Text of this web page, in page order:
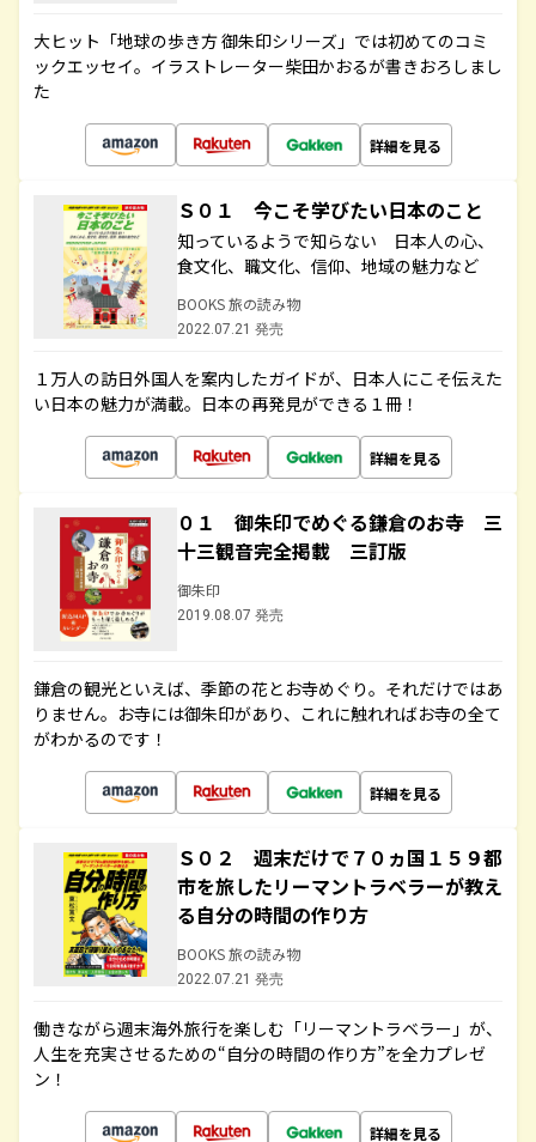
大ヒット「地球の歩き方 御朱印シリーズ」では初めてのコミ
ックエッセイ。イラストレーター柴田かおるが書きおろしまし
た
詳細を見る
Ｓ０１ 今こそ学びたい日本のこと
知っているようで知らない 日本人の心、
食文化、職文化、信仰、地域の魅力など
BOOKS 旅の読み物
2022.07.21 発売
１万人の訪日外国人を案内したガイドが、日本人にこそ伝えた
い日本の魅力が満載。日本の再発見ができる１冊！
詳細を見る
０１ 御朱印でめぐる鎌倉のお寺 三
十三観音完全掲載 三訂版
御朱印
2019.08.07 発売
鎌倉の観光といえば、季節の花とお寺めぐり。それだけではあ
りません。お寺には御朱印があり、これに触れればお寺の全て
がわかるのです！
詳細を見る
Ｓ０２ 週末だけで７０ヵ国１５９都
市を旅したリーマントラベラーが教え
る自分の時間の作り方
BOOKS 旅の読み物
2022.07.21 発売
働きながら週末海外旅行を楽しむ「リーマントラベラー」が、
人生を充実させるための“自分の時間の作り方”を全力プレゼ
ン！
詳細を見る